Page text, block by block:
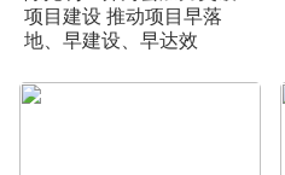
项目建设 推动项目早落
地、早建设、早达效